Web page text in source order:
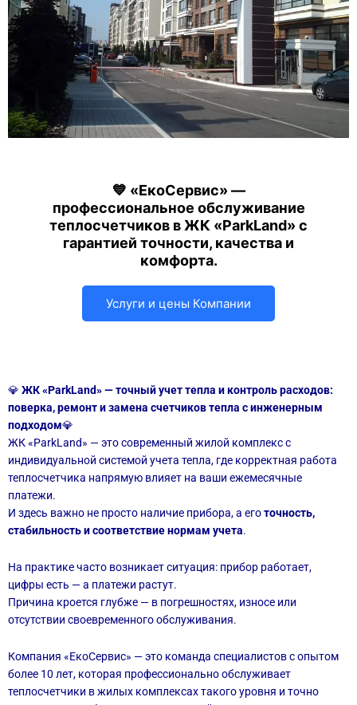
💙 «ЕкоСервис» —
профессиональное обслуживание
теплосчетчиков в ЖК «ParkLand» с
гарантией точности, качества и
комфорта.
Услуги и цены Компании
💎 ЖК «ParkLand» — точный учет тепла и контроль расходов:
поверка, ремонт и замена счетчиков тепла с инженерным
подходом💎
ЖК «ParkLand» — это современный жилой комплекс с
индивидуальной системой учета тепла, где корректная работа
теплосчетчика напрямую влияет на ваши ежемесячные
платежи.
И здесь важно не просто наличие прибора, а еготочность,
стабильность и соответствие нормам учета.
На практике часто возникает ситуация: прибор работает,
цифры есть — а платежи растут.
Причина кроется глубже — в погрешностях, износе или
отсутствии своевременного обслуживания.
Компания «ЕкоСервис» — это команда специалистов с опытом
более 10 лет, которая профессионально обслуживает
теплосчетчики в жилых комплексах такого уровня и точно